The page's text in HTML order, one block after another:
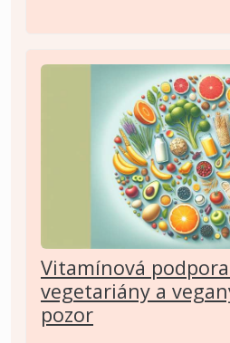
Vitamínová
vegetariány a
pozor